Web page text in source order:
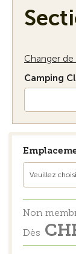
Changer
Camping
Veuillez
Non
Dès